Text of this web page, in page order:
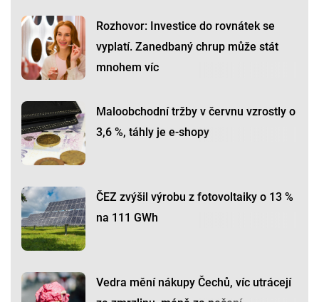
Rozhovor: Investice do rovnátek se
vyplatí. Zanedbaný chrup může stát
mnohem víc
Maloobchodní tržby v červnu vzrostly o
3,6 %, táhly je e-shopy
ČEZ zvýšil výrobu z fotovoltaiky o 13 %
na 111 GWh
Vedra mění nákupy Čechů, víc utrácejí